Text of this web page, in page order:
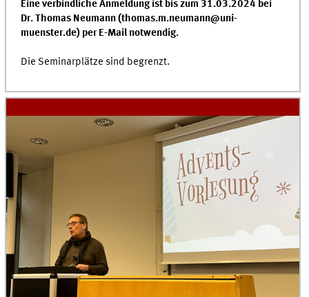
Eine verbindliche Anmeldung ist bis zum 31.03.2024 bei
Dr. Thomas Neumann (thomas.m.neumann@uni-
muenster.de) per E-Mail notwendig.
Die Seminarplätze sind begrenzt.